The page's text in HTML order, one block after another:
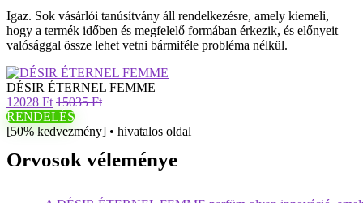
Igaz. Sok vásárlói tanúsítvány áll rendelkezésre, amely kiemeli,
hogy a termék időben és megfelelő formában érkezik, és előnyeit
valósággal össze lehet vetni bármiféle probléma nélkül.
DÉSIR ÉTERNEL FEMME
12028 Ft 15035 Ft
RENDELÉS
[50% kedvezmény] • hivatalos oldal
Orvosok véleménye